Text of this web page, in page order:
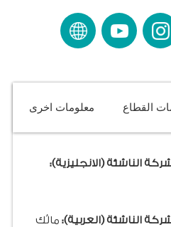
القطاع معلومات اخرى
الناشئة (الانجليزية):
الناشئة (العربية): مالُك